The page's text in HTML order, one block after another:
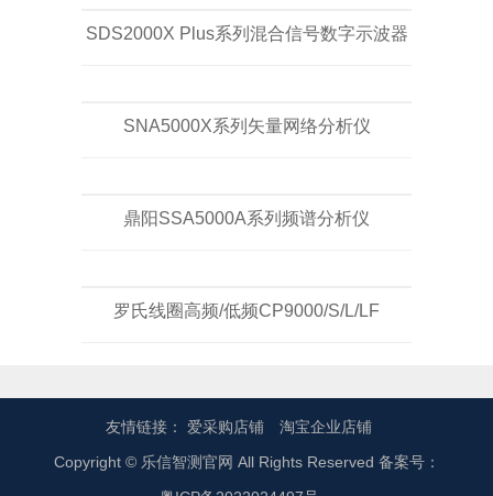
SDS2000X Plus系列混合信号数字示波器
SNA5000X系列矢量网络分析仪
鼎阳SSA5000A系列频谱分析仪
罗氏线圈高频/低频CP9000/S/L/LF
友情链接： 爱采购店铺
淘宝企业店铺
Copyright © 乐信智测官网 All Rights Reserved 备案号：